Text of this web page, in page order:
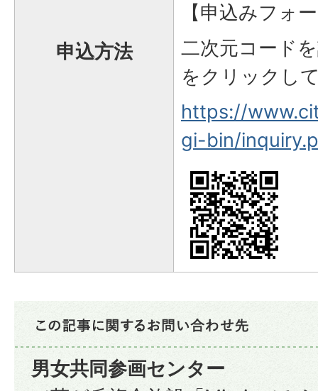
申込方法
【申込みフォ
二次元コード
をクリックし
https://
gi-bin/
男女共同参画センター